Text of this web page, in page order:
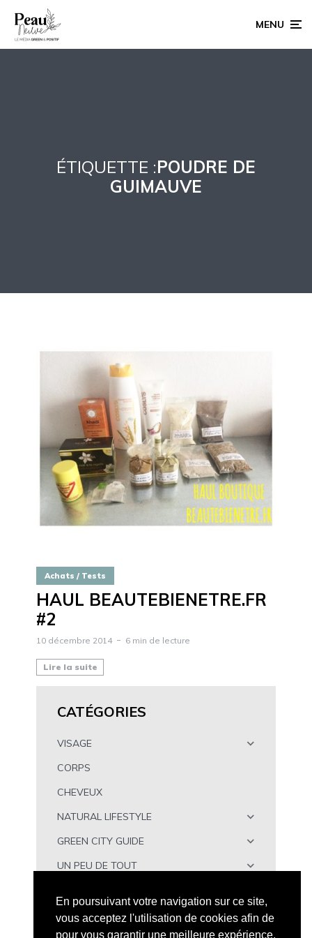
MENU
ÉTIQUETTE :POUDRE DE
GUIMAUVE
Achats / Tests
HAUL BEAUTEBIENETRE.FR
#2
10 décembre 2014 6 min de lecture
Lire la suite
CATÉGORIES
VISAGE
CORPS
CHEVEUX
NATURAL LIFESTYLE
GREEN CITY GUIDE
UN PEU DE TOUT
En poursuivant votre navigation sur ce site,
vous acceptez l'utilisation de cookies afin de
pour vous garantir une meilleure expérience.